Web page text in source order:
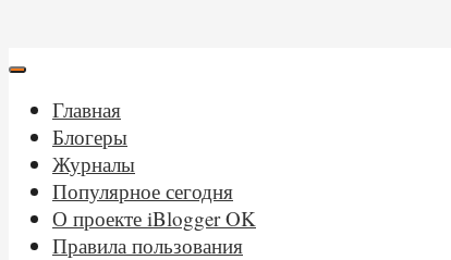
Главная
Блогеры
Журналы
Популярное сегодня
О проекте iBlogger OK
Правила пользования